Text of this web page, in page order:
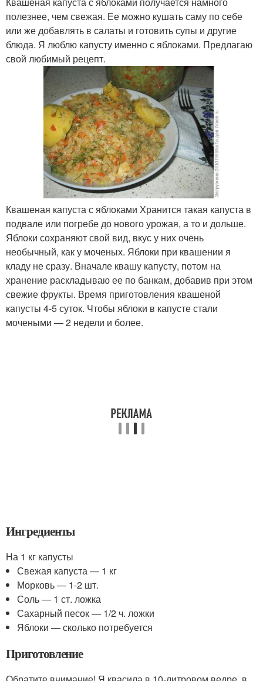
полезнее, чем свежая. Ее можно кушать саму по себе
или же добавлять в салаты и готовить супы и другие
блюда. Я люблю капусту именно с яблоками. Предлагаю
свой любимый рецепт.
Квашеная капуста с яблоками Хранится такая капуста в
подвале или погребе до нового урожая, а то и дольше.
Яблоки сохраняют свой вид, вкус у них очень
необычный, как у моченых. Яблоки при квашении я
кладу не сразу. Вначале квашу капусту, потом на
хранение раскладываю ее по банкам, добавив при этом
свежие фрукты. Время приготовления квашеной
капусты 4-5 суток. Чтобы яблоки в капусте стали
мочеными — 2 недели и более.
Ингредиенты
На 1 кг капусты
Свежая капуста — 1 кг
Морковь — 1-2 шт.
Соль — 1 ст. ложка
Сахарный песок — 1/2 ч. ложки
Яблоки — сколько потребуется
Приготовление